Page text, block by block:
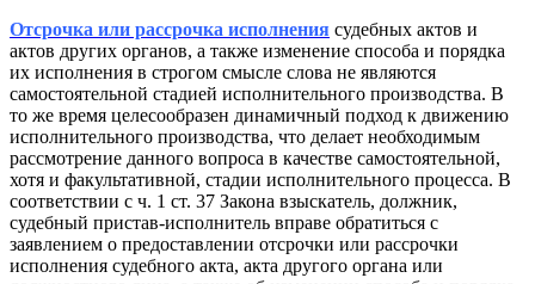
Отсрочка или рассрочка исполнения судебных актов и
актов других органов, а также изменение способа и порядка
их исполнения в строгом смысле слова не являются
самостоятельной стадией исполнительного производства. В
то же время целесообразен динамичный подход к движению
исполнительного производства, что делает необходимым
рассмотрение данного вопроса в качестве самостоятельной,
хотя и факультативной, стадии исполнительного процесса. В
соответствии с ч. 1 ст. 37 Закона взыскатель, должник,
судебный пристав-исполнитель вправе обратиться с
заявлением о предоставлении отсрочки или рассрочки
исполнения судебного акта, акта другого органа или